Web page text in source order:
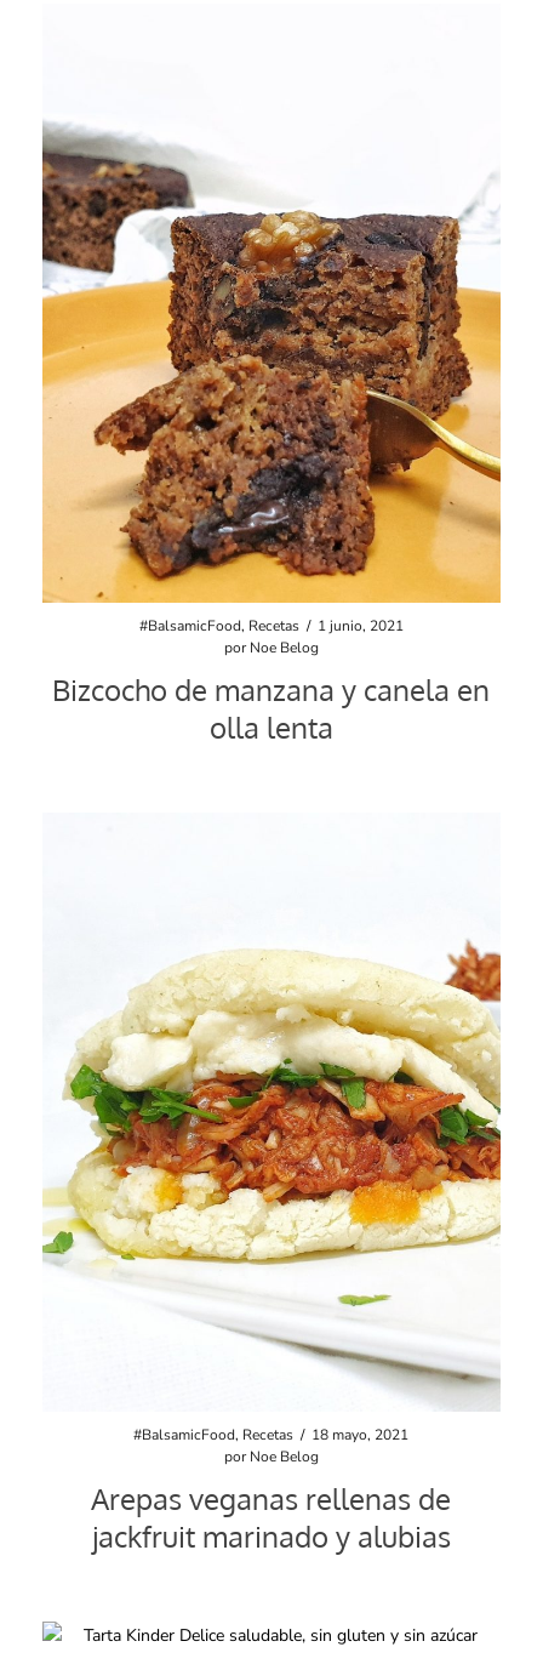
#BalsamicFood, Recetas / 1 junio, 2021
porNoe Belog
Bizcocho de manzana y canela en
olla lenta
#BalsamicFood, Recetas / 18 mayo, 2021
porNoe Belog
Arepas veganas rellenas de
jackfruit marinado y alubias